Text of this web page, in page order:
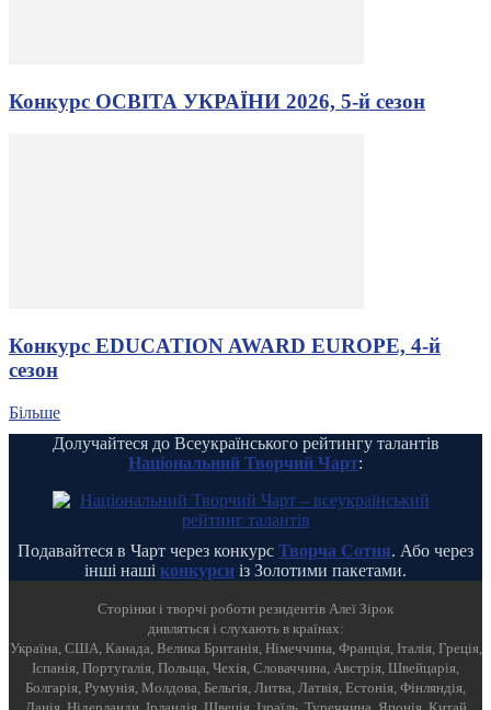
Конкурс ОСВІТА УКРАЇНИ 2026, 5-й сезон
Конкурс EDUCATION AWARD EUROPE, 4-й
сезон
Більше
Долучайтеся до Всеукраїнського рейтингу талантів
Національний Творчий Чарт:
Подавайтеся в Чарт через конкурс Творча Сотня. Або через
інші наші конкурси із Золотими пакетами.
Cторінки і творчі роботи резидентів Алеї Зірок
дивляться і слухають в країнах:
Україна, США, Канада, Велика Британія, Німеччина, Франція, Італія, Греція,
Іспанія, Португалія, Польща, Чехія, Словаччина, Австрія, Швейцарія,
Болгарія, Румунія, Молдова, Бельгія, Литва, Латвія, Естонія, Фінляндія,